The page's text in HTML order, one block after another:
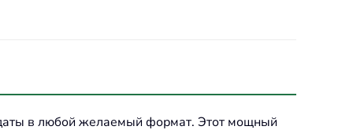
в любой желаемый формат. Этот мощный